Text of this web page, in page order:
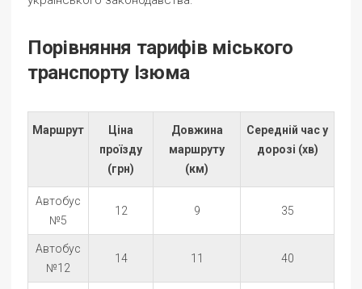
Порівняння тарифів міського
транспорту Ізюма
Маршрут
Ціна
проїзду
(грн)
Довжина
маршруту
(км)
Середній час у
дорозі (хв)
Автобус
№5
12 9 35
Автобус
№12
14 11 40